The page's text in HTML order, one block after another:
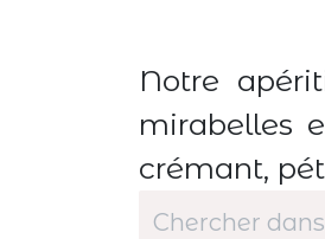
Notre
mirabelles
crémant,